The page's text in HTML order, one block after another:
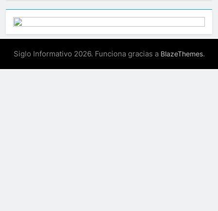
Siglo Informativo 2026. Funciona gracias a BlazeThemes.